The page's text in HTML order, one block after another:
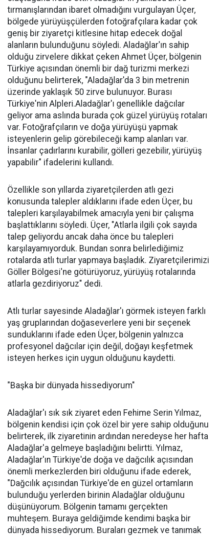
tırmanışlarından ibaret olmadığını vurgulayan Üçer,
bölgede yürüyüşçülerden fotoğrafçılara kadar çok
geniş bir ziyaretçi kitlesine hitap edecek doğal
alanların bulunduğunu söyledi. Aladağlar'ın sahip
olduğu zirvelere dikkat çeken Ahmet Üçer, bölgenin
Türkiye açısından önemli bir dağ turizmi merkezi
olduğunu belirterek, "Aladağlar'da 3 bin metrenin
üzerinde yaklaşık 50 zirve bulunuyor. Burası
Türkiye'nin Alpleri.Aladağlar'ı genellikle dağcılar
geliyor ama aslında burada çok güzel yürüyüş rotaları
var. Fotoğrafçıların ve doğa yürüyüşü yapmak
isteyenlerin gelip görebileceği kamp alanları var.
İnsanlar çadırlarını kurabilir, gölleri gezebilir, yürüyüş
yapabilir" ifadelerini kullandı.
Özellikle son yıllarda ziyaretçilerden atlı gezi
konusunda talepler aldıklarını ifade eden Üçer, bu
talepleri karşılayabilmek amacıyla yeni bir çalışma
başlattıklarını söyledi. Üçer, "Atlarla ilgili çok sayıda
talep geliyordu ancak daha önce bu talepleri
karşılayamıyorduk. Bundan sonra belirlediğimiz
rotalarda atlı turlar yapmaya başladık. Ziyaretçilerimizi
Göller Bölgesi'ne götürüyoruz, yürüyüş rotalarında
atlarla gezdiriyoruz" dedi.
Atlı turlar sayesinde Aladağlar'ı görmek isteyen farklı
yaş gruplarından doğaseverlere yeni bir seçenek
sunduklarını ifade eden Üçer, bölgenin yalnızca
profesyonel dağcılar için değil, doğayı keşfetmek
isteyen herkes için uygun olduğunu kaydetti.
"Başka bir dünyada hissediyorum"
Aladağlar'ı sık sık ziyaret eden Fehime Serin Yılmaz,
bölgenin kendisi için çok özel bir yere sahip olduğunu
belirterek, ilk ziyaretinin ardından neredeyse her hafta
Aladağlar'a gelmeye başladığını belirtti. Yılmaz,
Aladağlar'ın Türkiye'de doğa ve dağcılık açısından
önemli merkezlerden biri olduğunu ifade ederek,
"Dağcılık açısından Türkiye'de en güzel ortamların
bulunduğu yerlerden birinin Aladağlar olduğunu
düşünüyorum. Bölgenin tamamı gerçekten
muhteşem. Buraya geldiğimde kendimi başka bir
dünyada hissediyorum. Buraları gezmek ve tanımak